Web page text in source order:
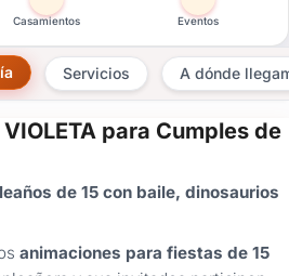
Casamientos Eventos
Servicios A dónde
para Cumples de
de 15 con baile, dinosaurios
animaciones para fiestas de 15